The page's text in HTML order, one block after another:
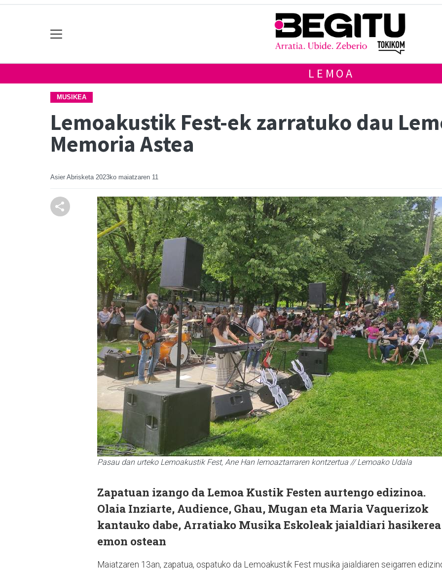
LEMOA
MUSIKEA
Lemoakustik Fest-ek zarratuko dau
Memoria Astea
Asier Abrisketa 2023ko maiatzaren 11
Pasau dan urteko Lemoakustik Fest, Ane Han lemoaztarraren kontzertua // Lemoako Udala
Zapatuan izango da Lemoa Kustik Festen aurtengo edizinoa.
Olaia Inziarte, Audience, Ghau, Mugan eta Maria Vaquerizok
kantauko dabe, Arratiako Musika Eskoleak jaialdiari hasikerea
emon ostean
Maiatzaren 13an, zapatua, ospatuko da Lemoakustik Fest musika jaialdiaren seigarren